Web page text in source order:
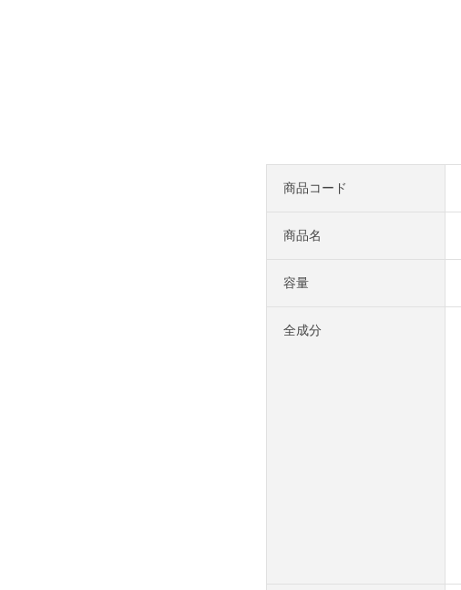
商品コード
商品名
容量
全成分